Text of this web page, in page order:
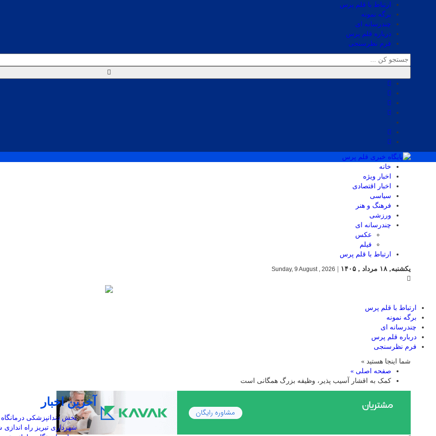
ارتباط با قلم پرس
برگه نمونه
چندرسانه ای
درباره قلم پرس
فرم نظرسنجی
خانه
اخبار ویژه
اخبار اقتصادی
سیاسی
فرهنگ و هنر
ورزشی
چندرسانه ای
عکس
فیلم
ارتباط با قلم پرس
یکشنبه, ۱۸ مرداد , ۱۴۰۵
Sunday, 9 August , 2026
ارتباط با قلم پرس
برگه نمونه
چندرسانه ای
درباره قلم پرس
فرم نظرسنجی
شما اینجا هستید »
صفحه اصلی »
کمک به اقشار آسیب پذیر، وظیفه بزرگ همگانی است
آخرین اخبار
بخش دندانپزشکی
شهرداری تبریز راه اندازی